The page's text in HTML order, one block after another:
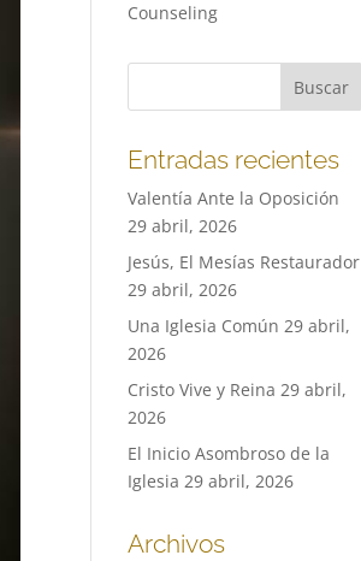
Counseling
Entradas recientes
Valentía Ante la Oposición
29 abril, 2026
Jesús, El Mesías Restaurador
29 abril, 2026
Una Iglesia Común 29 abril,
2026
Cristo Vive y Reina 29 abril,
2026
El Inicio Asombroso de la
Iglesia 29 abril, 2026
Archivos